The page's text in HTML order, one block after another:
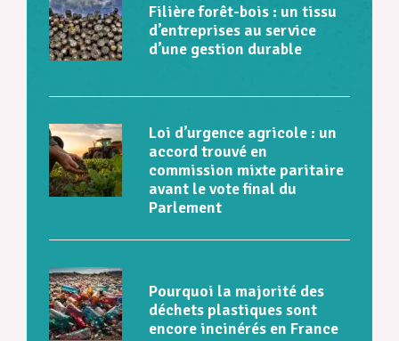
Filière forêt-bois : un tissu
d’entreprises au service
d’une gestion durable
Loi d’urgence agricole : un
accord trouvé en
commission mixte paritaire
avant le vote final du
Parlement
Pourquoi la majorité des
déchets plastiques sont
encore incinérés en France